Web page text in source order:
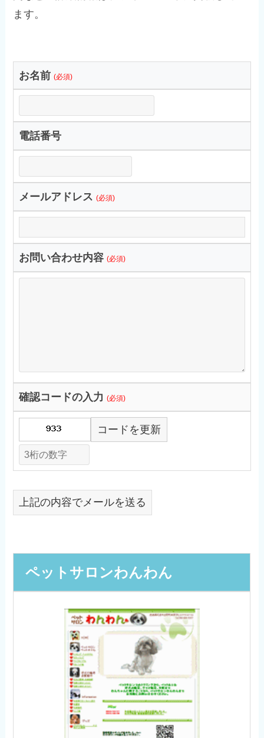
ます。
お名前 (必須)
電話番号
メールアドレス (必須)
お問い合わせ内容 (必須)
確認コードの入力(必須)
コードを更新
上記の内容でメールを送る
ペットサロンわんわん